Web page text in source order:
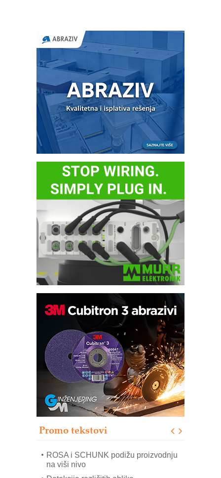
Promo tekstovi
Bezbednost na prvom mestu!
IB BLUMENAUER - više od 40 godina
poverenja u industriji
RMQ-TITAN ADVANCED INDICATOR
– Pametna signalizacija za efikasnije
upravljanje mašinama
Sigurnije ispitivanje transformatora u
solarnim elektranama i vetroparkovima
Pranje točkova na gradilištu- standard
modernog i odgovornog građenja
ROSA i SCHUNK podižu proizvodnju
na viši nivo